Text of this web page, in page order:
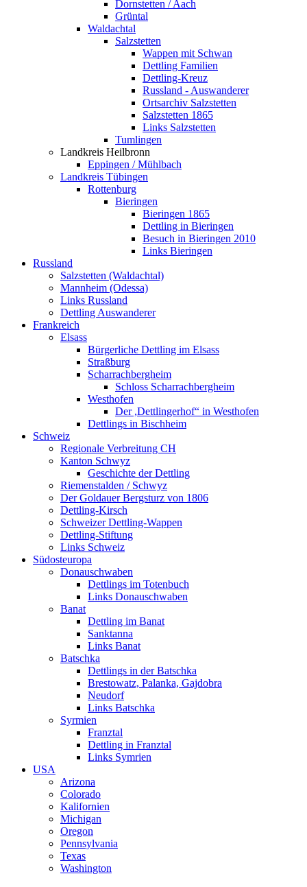
Dornstetten / Aach
Grüntal
Waldachtal
Salzstetten
Wappen mit Schwan
Dettling Familien
Dettling-Kreuz
Russland - Auswanderer
Ortsarchiv Salzstetten
Salzstetten 1865
Links Salzstetten
Tumlingen
Landkreis Heilbronn
Eppingen / Mühlbach
Landkreis Tübingen
Rottenburg
Bieringen
Bieringen 1865
Dettling in Bieringen
Besuch in Bieringen 2010
Links Bieringen
Russland
Salzstetten (Waldachtal)
Mannheim (Odessa)
Links Russland
Dettling Auswanderer
Frankreich
Elsass
Bürgerliche Dettling im Elsass
Straßburg
Scharrachbergheim
Schloss Scharrachbergheim
Westhofen
Der ,Dettlingerhof“ in Westhofen
Dettlings in Bischheim
Schweiz
Regionale Verbreitung CH
Kanton Schwyz
Geschichte der Dettling
Riemenstalden / Schwyz
Der Goldauer Bergsturz von 1806
Dettling-Kirsch
Schweizer Dettling-Wappen
Dettling-Stiftung
Links Schweiz
Südosteuropa
Donauschwaben
Dettlings im Totenbuch
Links Donauschwaben
Banat
Dettling im Banat
Sanktanna
Links Banat
Batschka
Dettlings in der Batschka
Brestowatz, Palanka, Gajdobra
Neudorf
Links Batschka
Syrmien
Franztal
Dettling in Franztal
Links Symrien
USA
Arizona
Colorado
Kalifornien
Michigan
Oregon
Pennsylvania
Texas
Washington